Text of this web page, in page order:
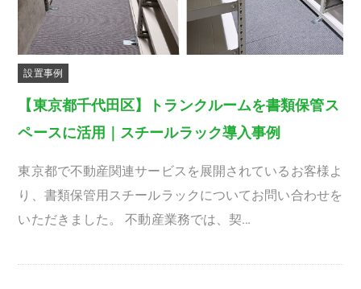
設置事例
【東京都千代田区】トランクルームを書類保管ス
ペースに活用｜スチールラック導入事例
東京都で不動産関連サービスを展開されているお客様よ
り、書類保管用スチールラックについてお問い合わせを
いただきました。 不動産業務では、契…